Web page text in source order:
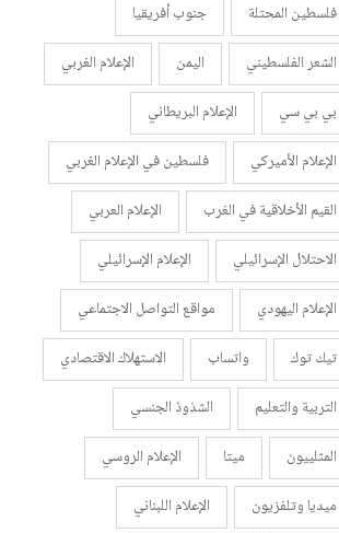
فلسطين المحتلة
جنوب أفريقيا
الشعر الفلسطيني
اليمن
الإعلام الغربي
بي بي سي
الإعلام البريطاني
الإعلام الأميركي
فلسطين في الإعلام الغربي
القيم الأخلاقية في الغرب
الإعلام العربي
الاحتلال الإسرائيلي
الإعلام الإسرائيلي
الإعلام اليهودي
مواقع التواصل الاجتماعي
تيك توك
واتساب
الاستهلاك الاقتصادي
التربية والتعليم
الشذوذ الجنسي
المثلييون
ميتا
الإعلام الروسي
ميديا وتلفزيون
الإعلام اللبناني